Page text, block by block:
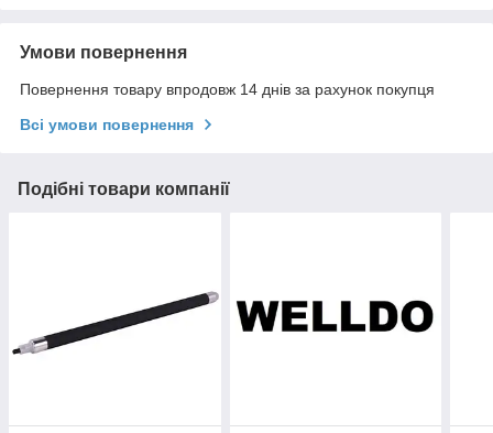
Умови повернення
Повернення товару впродовж 14 днів за рахунок покупця
Всі умови повернення
Подібні товари компанії